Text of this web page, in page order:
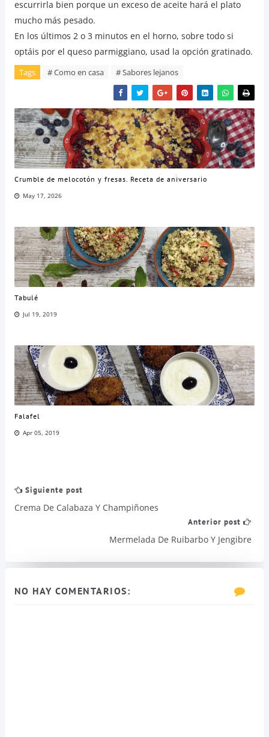
escurrirla bien porque un exceso de aceite hará el plato
mucho más pesado.
En los últimos 2 o 3 minutos en el horno, sobre todo si
optáis por el queso parmiggiano, usad la opción gratinado.
Tags # Como en casa # Sabores lejanos
Crumble de melocotón y fresas. Receta de aniversario
May 17, 2026
Tabulé
Jul 19, 2019
Falafel
Apr 05, 2019
Siguiente post
Crema De Calabaza Y Champiñones
Anterior post
Mermelada De Ruibarbo Y Jengibre
NO HAY COMENTARIOS: